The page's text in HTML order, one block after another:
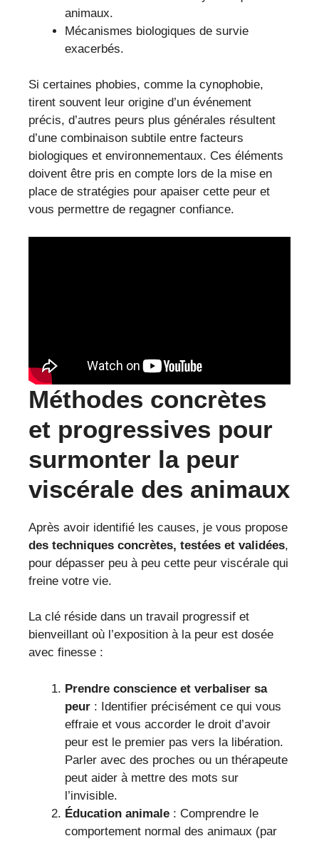
animaux.
Mécanismes biologiques de survie
exacerbés.
Si certaines phobies, comme la cynophobie,
tirent souvent leur origine d’un événement
précis, d’autres peurs plus générales résultent
d’une combinaison subtile entre facteurs
biologiques et environnementaux. Ces éléments
doivent être pris en compte lors de la mise en
place de stratégies pour apaiser cette peur et
vous permettre de regagner confiance.
Méthodes concrètes
et progressives pour
surmonter la peur
viscérale des animaux
Après avoir identifié les causes, je vous propose
des techniques concrètes, testées et validées,
pour dépasser peu à peu cette peur viscérale qui
freine votre vie.
La clé réside dans un travail progressif et
bienveillant où l’exposition à la peur est dosée
avec finesse :
Prendre conscience et verbaliser sa
peur : Identifier précisément ce qui vous
effraie et vous accorder le droit d’avoir
peur est le premier pas vers la libération.
Parler avec des proches ou un thérapeute
peut aider à mettre des mots sur
l’invisible.
Éducation animale : Comprendre le
comportement normal des animaux (par